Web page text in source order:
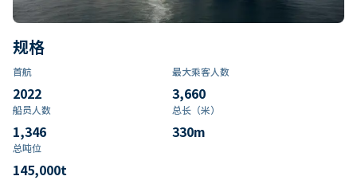
规格
首航
2022
最大乘客人数
3,660
船员人数
1,346
总长（米）
330m
总吨位
145,000t